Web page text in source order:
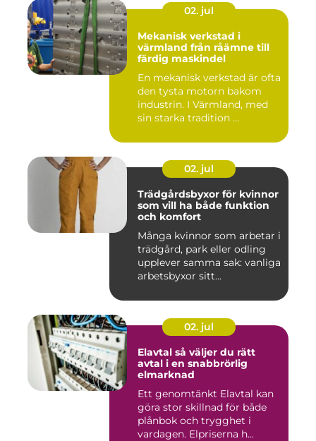
02. jul
Mekanisk verkstad i
värmland från råämne till
färdig maskindel
En mekanisk verkstad är ofta
den tysta motorn bakom
industrin. I Värmland, med
sin starka tradition ...
02. jul
Trädgårdsbyxor för kvinnor
som vill ha både funktion
och komfort
Många kvinnor som arbetar i
trädgård, park eller odling
upplever samma sak: vanliga
arbetsbyxor sitt...
02. jul
Elavtal så väljer du rätt
avtal i en snabbrörlig
elmarknad
Ett genomtänkt Elavtal kan
göra stor skillnad för både
plånbok och trygghet i
vardagen. Elpriserna h...